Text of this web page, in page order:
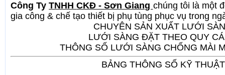
Công TyTNHHCKĐ - Sơn Giang chúng tôi là một
gia công & chế tạo thiết bị phụ tùng phục vụ trong
CHUYÊN SẢN XUẤT LƯỚI
LƯỚI SÀNG ĐẶT THEO QUY
THÔNG SỐ LƯỚI SÀNG CHỐNG MÀI
BẢNG THÔNG SỐ KỸ THUẬT